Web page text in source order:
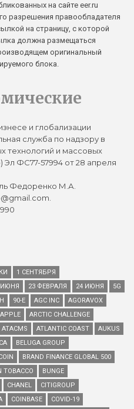
на сайте eer.ru
разрешения правообладателя
на страницу, с которой
должна размещаться
оригинальный
блока.
и глобализации
служба по надзору в
технологий и массовых
Эл ФС77-57994 от 28 апреля
Федоренко М.А.
1 СЕНТЯБРЯ
ИЮНЯ 23 ФЕВРАЛЯ 24 ИЮНЯ
5G
90-Е AGC INC
AGORAVOX
APPLE
ARCTIC CHALLENGE
ATACMS ATLANTIC COAST
AUKUS
BELUGA GROUP
BRAND FINANCE GLOBAL 500
TOBACCO
BUNGE
CHANEL
CITIGROUP
COINBASE
COVID-19